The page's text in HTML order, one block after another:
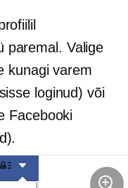
paremal. Valige
kunagi varem
loginud) või
Facebooki